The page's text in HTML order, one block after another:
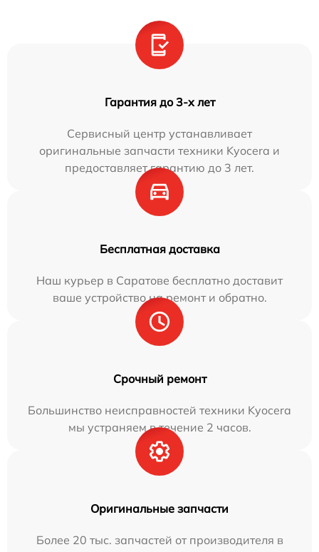
Гарантия до 3-х лет
Сервисный центр устанавливает
оригинальные запчасти техники Kyocera и
предоставляет гарантию до 3 лет.
Бесплатная доставка
Наш курьер в Саратове бесплатно доставит
ваше устройство на ремонт и обратно.
Срочный ремонт
Большинство неисправностей техники Kyocera
мы устраняем в течение 2 часов.
Оригинальные запчасти
Более 20 тыс. запчастей от производителя в